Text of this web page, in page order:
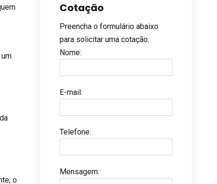
o
Cotação
Preencha o formulário abaixo
para solicitar uma cotação.
Nome:
E-mail:
Telefone:
Mensagem: